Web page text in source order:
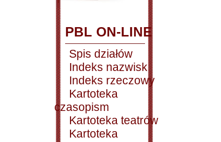
PBL ON-LINE
Spis działów
Indeks nazwisk
Indeks rzeczowy
Kartoteka
czasopism
Kartoteka teatrów
Kartoteka